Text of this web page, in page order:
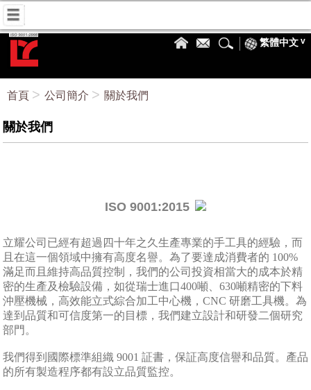
繁體中文
首頁 公司簡介 關於我們
關於我們
ISO 9001:2015
立耀公司已經有超過四十年之久生產專業的手工具的經驗，而
且在這一個領域中擁有高度名譽。為了要達成消費者的 100%
滿足而且維持高品質控制，我們的公司投資相當大的成本於精
密的生產及檢驗設備，如從瑞士進口400噸、630噸精密的下料
沖壓機械，高效能立式綜合加工中心機，CNC 研磨工具機。為
達到品質和可信度第一的目標，我們建立設計和研發二個研究
部門。
我們得到國際標準組織 9001 証書，保証高度信譽和品質。產品
的所有製造程序都有設立品質監控。